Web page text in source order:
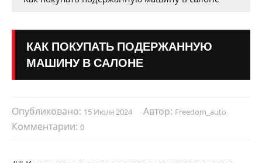
КАК ПОКУПАТЬ ПОДЕРЖАННУЮ
МАШИНУ В САЛОНЕ
Опубликовано: 15 Июля 2024 Автор: Freedom_auto
Комментарии: 0